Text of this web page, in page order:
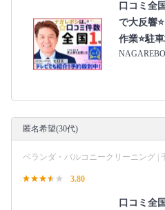
口コミ全
で大反響
作業⭐駐
匿名希望(30代)
ベランダ・バルコニークリーニング |
3.80
口コミ全